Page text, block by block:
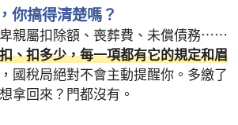
你搞得清楚嗎？
親屬扣除額、喪葬費、未償債務⋯⋯
、扣多少，每一項都有它的規定和眉
國稅局絕對不會主動提醒你。多繳了
拿回來？門都沒有。